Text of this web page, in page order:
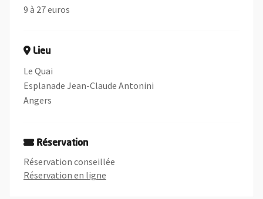
9 à 27 euros
Lieu
Le Quai
Esplanade Jean-Claude Antonini
Angers
Réservation
Réservation conseillée
Réservation en ligne